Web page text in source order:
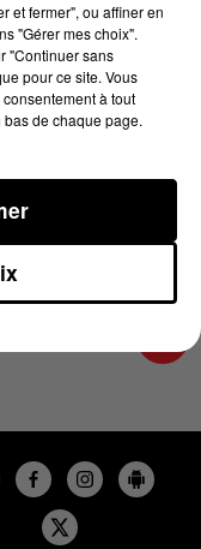
DU
et fermer", ou affiner en
"Gérer mes choix".
"Continuer sans
pour ce site. Vous
à tout
de chaque page.